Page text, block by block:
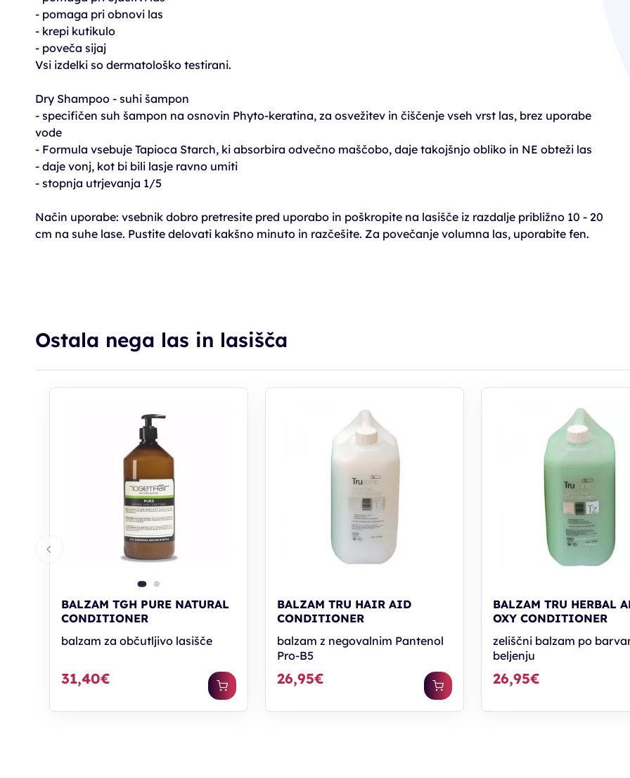
- pomaga pri obnovi las
- krepi kutikulo
- poveča sijaj
Vsi izdelki so dermatološko testirani.
Dry Shampoo - suhi šampon
- specifičen suh šampon na osnovin Phyto-keratina, za osvežitev in čiščenje vseh vrst las, brez uporabe
vode
- Formula vsebuje Tapioca Starch, ki absorbira odvečno maščobo, daje takojšnjo obliko in NE obteži las
- daje vonj, kot bi bili lasje ravno umiti
- stopnja utrjevanja 1/5
Način uporabe: vsebnik dobro pretresite pred uporabo in poškropite na lasišče iz razdalje približno 10 - 20
cm na suhe lase. Pustite delovati kakšno minuto in razčešite. Za povečanje volumna las, uporabite fen.
Ostala nega las in lasišča
BALZAM TGH PURE NATURAL
CONDITIONER
balzam za občutljivo lasišče
31,40€
BALZAM TRU HAIR AID
CONDITIONER
balzam z negovalnim Pantenol
Pro-B5
26,95€
BALZAM TRU HERBAL
OXY CONDITIONER
zeliščni balzam po
beljenju
26,95€